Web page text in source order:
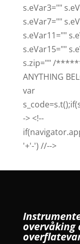
s.eVar3=""
s.eVar7=""
s.eVar11=""
s.eVar15=""
s.zip="" /
ANYTHING
var
-> <!--
'+'-') //-->
overvåking